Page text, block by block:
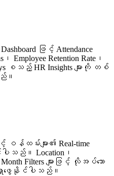
ဖြင့် Attendance
၊ Employee Retention Rate၊
စသည့် HR Insights များကို တစ်
။
င့် ဝန်ထမ်းများ၏ Real-time
ပါသည်။ Location၊
Filters များဖြင့် လိုအပ်သော
ာဖွေနိုင်ပါသည်။